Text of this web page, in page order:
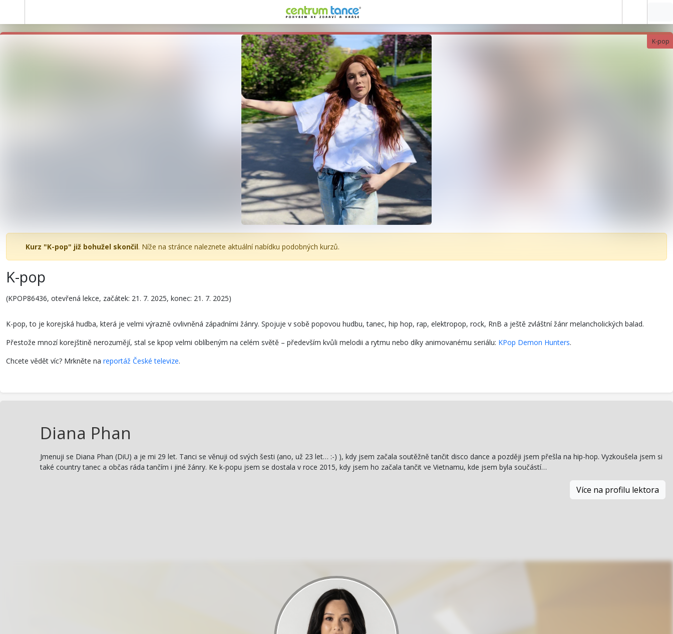
K-pop
Kurz "K-pop" již bohužel skončil. Níže na stránce naleznete aktuální nabídku podobných kurzů.
K-pop
(KPOP86436, otevřená lekce, začátek: 21. 7. 2025, konec: 21. 7. 2025)
K-pop, to je korejská hudba, která je velmi výrazně ovlivněná západními žánry. Spojuje v sobě popovou hudbu, tanec, hip hop, rap, elektropop, rock, RnB a ještě zvláštní žánr melancholických balad.
Přestože mnozí korejštině nerozumějí, stal se kpop velmi oblíbeným na celém světě – především kvůli melodii a rytmu nebo díky animovanému seriálu: KPop Demon Hunters.
Chcete vědět víc? Mrkněte na reportáž České televize.
Diana Phan
Jmenuji se Diana Phan (DiU) a je mi 29 let. Tanci se věnuji od svých šesti (ano, už 23 let… :-) ), kdy jsem začala soutěžně tančit disco dance a později jsem přešla na hip-hop. Vyzkoušela jsem si
také country tanec a občas ráda tančím i jiné žánry. Ke k-popu jsem se dostala v roce 2015, kdy jsem ho začala tančit ve Vietnamu, kde jsem byla součástí…
Více na profilu lektora